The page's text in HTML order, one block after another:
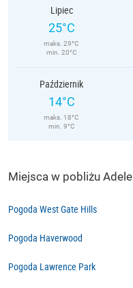
Lipiec
25°C
maks. 29°C
min. 20°C
Październik
14°C
maks. 18°C
min. 9°C
Miejsca w pobliżu Adele
Pogoda West Gate Hills
Pogoda Haverwood
Pogoda Lawrence Park